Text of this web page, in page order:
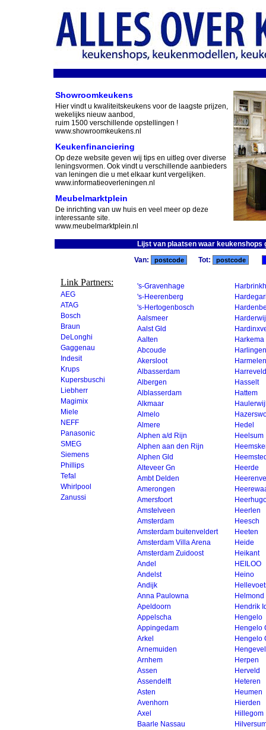
Showroomkeukens
Hier vindt u kwaliteitskeukens voor de laagste prijzen,
wekelijks nieuw aanbod,
ruim 1500 verschillende opstellingen !
www.showroomkeukens.nl
Keukenfinanciering
Op deze website geven wij tips en uitleg over diverse
leningsvormen. Ook vindt u verschillende aanbieders
van leningen die u met elkaar kunt vergelijken.
www.informatieoverleningen.nl
Meubelmarktplein
De inrichting van uw huis en veel meer op deze
interessante site.
www.meubelmarktplein.nl
Lijst van plaatsen waar keukenshops
Link Partners:
AEG
ATAG
Bosch
Braun
DeLonghi
Gaggenau
Indesit
Krups
Kupersbuschi
Liebherr
Magimix
Miele
NEFF
Panasonic
SMEG
Siemens
Phillips
Tefal
Whirlpool
Zanussi
Van: Tot:
's-Gravenhage
's-Heerenberg
's-Hertogenbosch
Aalsmeer
Aalst Gld
Aalten
Abcoude
Akersloot
Albasserdam
Albergen
Alblasserdam
Alkmaar
Almelo
Almere
Alphen a/d Rijn
Alphen aan den Rijn
Alphen Gld
Alteveer Gn
Ambt Delden
Amerongen
Amersfoort
Amstelveen
Amsterdam
Amsterdam buitenveldert
Amsterdam Villa Arena
Amsterdam Zuidoost
Andel
Andelst
Andijk
Anna Paulowna
Apeldoorn
Appelscha
Appingedam
Arkel
Arnemuiden
Arnhem
Assen
Assendelft
Asten
Avenhorn
Axel
Baarle Nassau
Harkema
Harlingen
Harmelen
Harreveld
Hasselt
Hattem
Hedel
Heelsum
Heerde
Heerlen
Heesch
Heeten
Heide
Heikant
HEILOO
Heino
Helmond
Hendrik
Hengelo
Hengelo
Hengelo
Herpen
Herveld
Heteren
Heumen
Hierden
Hillegom